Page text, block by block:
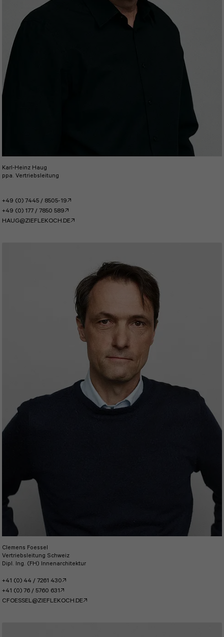
Karl-Heinz Haug
ppa. Vertriebsleitung
+49 (0) 7445 / 8505-19
+49 (0) 177 / 7850 589
HAUG@ZIEFLEKOCH.DE
Clemens Foessel
Vertriebsleitung Schweiz
Dipl. Ing. (FH) Innenarchitektur
+41 (0) 44 / 7261 430
+41 (0) 76 / 5760 631
CFOESSEL@ZIEFLEKOCH.DE